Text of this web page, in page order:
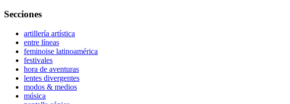
Secciones
artillería artística
entre líneas
feminoise latinoamérica
festivales
hora de aventuras
lentes divergentes
modos & medios
música